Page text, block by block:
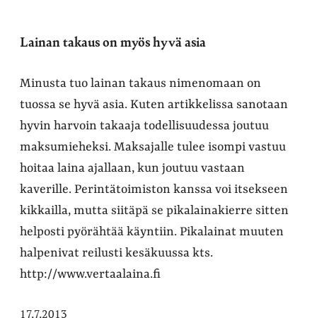
Lainan takaus on myös hyvä asia
Minusta tuo lainan takaus nimenomaan on
tuossa se hyvä asia. Kuten artikkelissa sanotaan
hyvin harvoin takaaja todellisuudessa joutuu
maksumieheksi. Maksajalle tulee isompi vastuu
hoitaa laina ajallaan, kun joutuu vastaan
kaverille. Perintätoimiston kanssa voi itsekseen
kikkailla, mutta siitäpä se pikalainakierre sitten
helposti pyörähtää käyntiin. Pikalainat muuten
halpenivat reilusti kesäkuussa kts.
http://www.vertaalaina.fi
17.7.2013